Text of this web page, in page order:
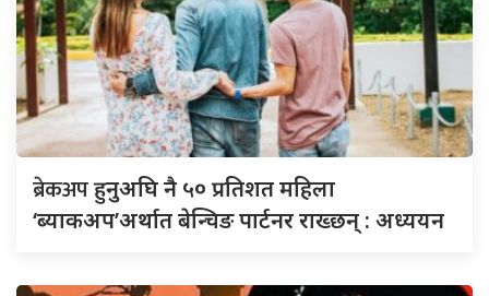
ब्रेकअपहुनुअघि नै ५० प्रतिशत महिला
‘ब्याकअप’अर्थात बेन्चिङ पार्टनर राख्छन् : अध्ययन